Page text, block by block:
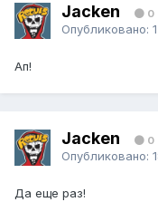
Jacken 0
Опубликовано:
Ап!
Jacken 0
Опубликовано:
Да еще раз!